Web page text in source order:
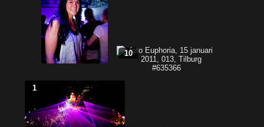
10
1